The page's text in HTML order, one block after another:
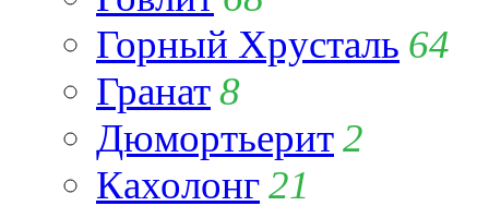
Горный Хрусталь 64
Гранат8
Дюмортьерит2
Кахолонг21